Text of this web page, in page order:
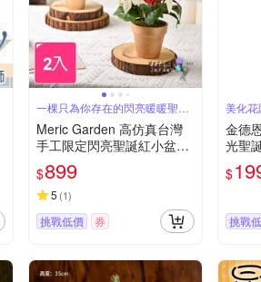
一棵只為你存在的閃亮暖暖聖誕
Meric Garden 高仿真台灣
手工限定閃亮聖誕紅小盆栽
_2入一組
$899
5 (1)
挑戰低價 券
美化
節慶佈
金德
光聖
插牌
造景
$
挑戰